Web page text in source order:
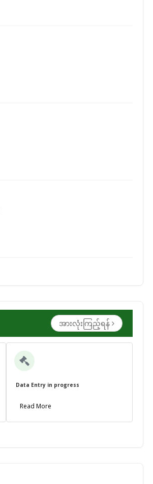
အားလုံးကြည့်ရန်
Data Entry in progress
Read More